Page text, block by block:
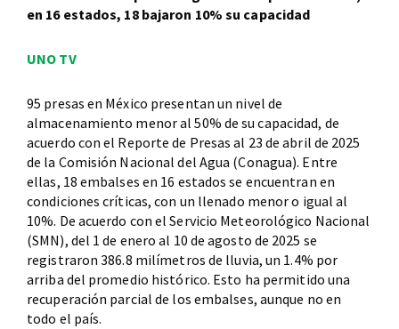
en 16 estados, 18 bajaron 10% su capacidad
UNO TV
95 presas en México presentan un nivel de
almacenamiento menor al 50% de su capacidad, de
acuerdo con el Reporte de Presas al 23 de abril de 2025
de la Comisión Nacional del Agua (Conagua). Entre
ellas, 18 embalses en 16 estados se encuentran en
condiciones críticas, con un llenado menor o igual al
10%. De acuerdo con el Servicio Meteorológico Nacional
(SMN), del 1 de enero al 10 de agosto de 2025 se
registraron 386.8 milímetros de lluvia, un 1.4% por
arriba del promedio histórico. Esto ha permitido una
recuperación parcial de los embalses, aunque no en
todo el país.